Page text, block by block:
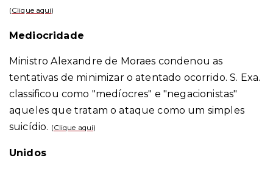
(Clique aqui)
Mediocridade
Ministro Alexandre de Moraes condenou as
tentativas de minimizar o atentado ocorrido. S. Exa.
classificou como "medíocres" e "negacionistas"
aqueles que tratam o ataque como um simples
suicídio. (Clique aqui)
Unidos